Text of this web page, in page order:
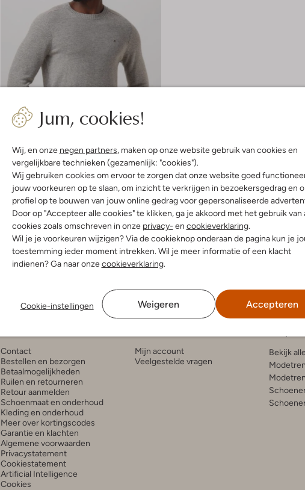
Jum, cookies!
Wij, en onze negen partners, maken op onze website gebruik van cookies en
vergelijkbare technieken (gezamenlijk: "cookies").
Wij gebruiken cookies om ervoor te zorgen dat onze website goed
jouw voorkeuren op te slaan, om inzicht te verkrijgen in bezoekersgedrag en
profiel op te bouwen van jouw online gedrag voor gepersonaliseerde
Door op "Accepteer alle cookies" te klikken, ga je akkoord met het gebruik van
cookies zoals omschreven in onze privacy- en cookieverklaring.
Wil je je voorkeuren wijzigen? Via de cookieknop onderaan de pagina kun je
toestemming ieder moment intrekken. Wil je meer informatie of een klacht
indienen? Ga naar onzecookieverklaring.
Cookie-instellingen Weigeren Accepteren
Laatste item
-40%
Tommy Hilfiger
Trui
€ 139,95 € 83,99
+ meer kleuren
Contact
Bestellen en bezorgen
Betaalmogelijkheden
Ruilen en retourneren
Retour aanmelden
Schoenmaat en onderhoud
Kleding en onderhoud
Meer over kortingscodes
Garantie en klachten
Algemene voorwaarden
Privacystatement
Cookiestatement
Artificial Intelligence
Cookies
Mijn account
Veelgestelde vragen
Bekijk